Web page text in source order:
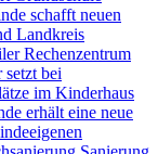
schafft neuen
Landkreis
Rechenzentrum
bei
im Kinderhaus
erhält eine neue